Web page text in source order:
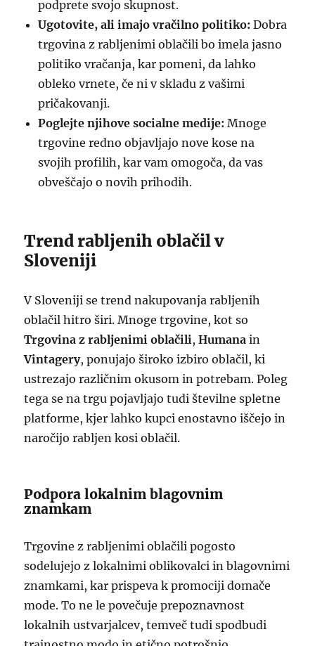
podprete svojo skupnost.
Ugotovite, ali imajo vračilno politiko: Dobra
trgovina z rabljenimi oblačili bo imela jasno
politiko vračanja, kar pomeni, da lahko
obleko vrnete, če ni v skladu z vašimi
pričakovanji.
Poglejte njihove socialne medije: Mnoge
trgovine redno objavljajo nove kose na
svojih profilih, kar vam omogoča, da vas
obveščajo o novih prihodih.
Trend rabljenih oblačil v
Sloveniji
V Sloveniji se trend nakupovanja rabljenih
oblačil hitro širi. Mnoge trgovine, kot so
Trgovina z rabljenimi oblačili,Humana in
Vintagery, ponujajo široko izbiro oblačil, ki
ustrezajo različnim okusom in potrebam. Poleg
tega se na trgu pojavljajo tudi številne spletne
platforme, kjer lahko kupci enostavno iščejo in
naročijo rabljen kosi oblačil.
Podpora lokalnim blagovnim
znamkam
Trgovine z rabljenimi oblačili pogosto
sodelujejo z lokalnimi oblikovalci in blagovnimi
znamkami, kar prispeva k promociji domače
mode. To ne le povečuje prepoznavnost
lokalnih ustvarjalcev, temveč tudi spodbudi